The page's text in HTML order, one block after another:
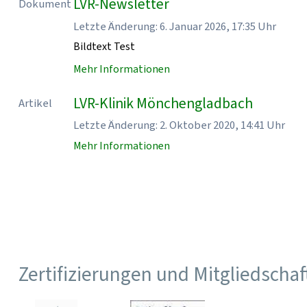
Dokument LVR-Newsletter
Letzte Änderung: 6. Januar 2026, 17:35 Uhr
Bildtext Test
Mehr Informationen
Artikel LVR-Klinik Mönchengladbach
Letzte Änderung: 2. Oktober 2020, 14:41 Uhr
Mehr Informationen
Zertifizierungen und